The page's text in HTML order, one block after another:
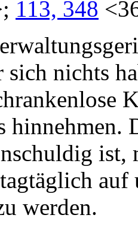
113, 348
sich nichts
hinnehmen.
ist,
werden.